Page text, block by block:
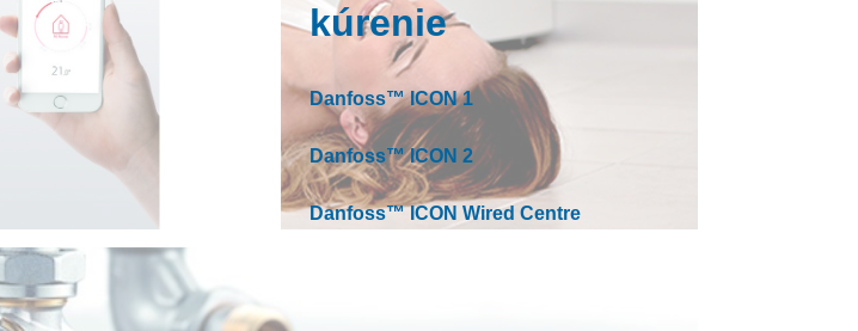
kúrenie
Danfoss™ ICON 1
Danfoss™ ICON 2
Danfoss™ ICON Wired Centre